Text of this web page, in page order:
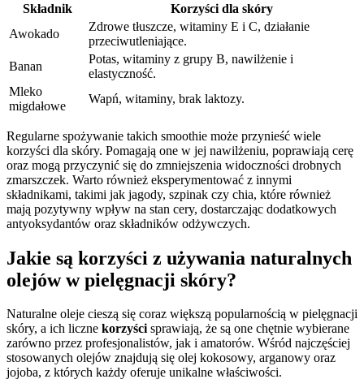
Składnik
Korzyści dla skóry
Awokado
Zdrowe tłuszcze, witaminy E i C, działanie
przeciwutleniające.
Banan
Potas, witaminy z grupy B, nawilżenie i
elastyczność.
Mleko
migdałowe
Wapń, witaminy, brak laktozy.
Regularne spożywanie takich smoothie może przynieść wiele
korzyści dla skóry. Pomagają one w jej nawilżeniu, poprawiają cerę
oraz mogą przyczynić się do zmniejszenia widoczności drobnych
zmarszczek. Warto również eksperymentować z innymi
składnikami, takimi jak jagody, szpinak czy chia, które również
mają pozytywny wpływ na stan cery, dostarczając dodatkowych
antyoksydantów oraz składników odżywczych.
Jakie są korzyści z używania naturalnych
olejów w pielęgnacji skóry?
Naturalne oleje cieszą się coraz większą popularnością w pielęgnacji
skóry, a ich liczne korzyścisprawiają, że są one chętnie wybierane
zarówno przez profesjonalistów, jak i amatorów. Wśród najczęściej
stosowanych olejów znajdują się olej kokosowy, arganowy oraz
jojoba, z których każdy oferuje unikalne właściwości.